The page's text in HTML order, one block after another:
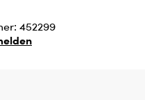
452299